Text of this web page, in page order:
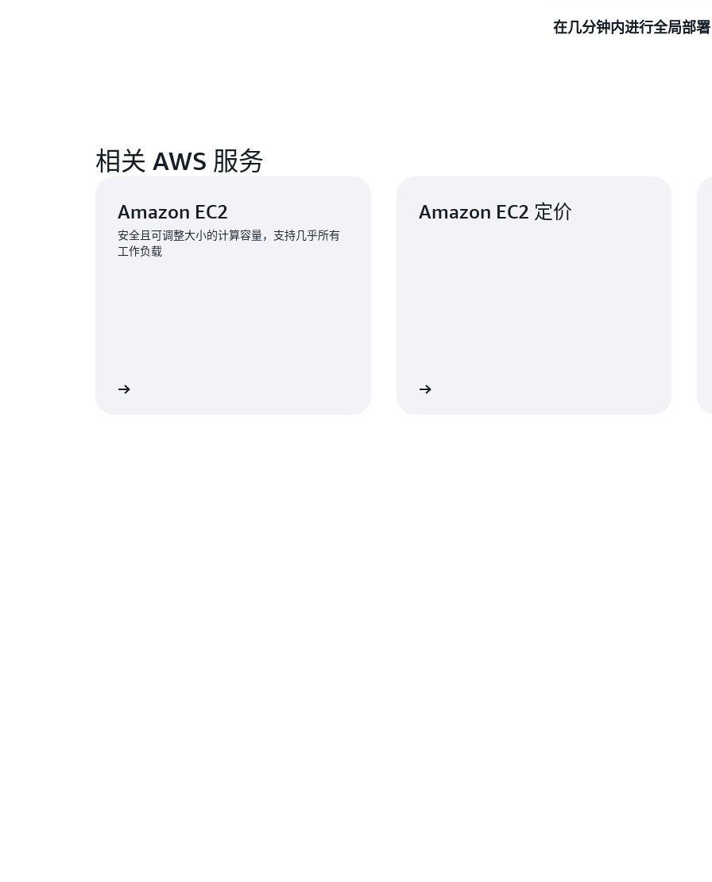
客户体验并实现业务转型。
并且只需按实际用量付费
在几分钟内进行全局部署
相关 AWS 服务
Amazon EC2
安全且可调整大小的计算容量，支持几乎所有
工作负载
Amazon EC2 定价